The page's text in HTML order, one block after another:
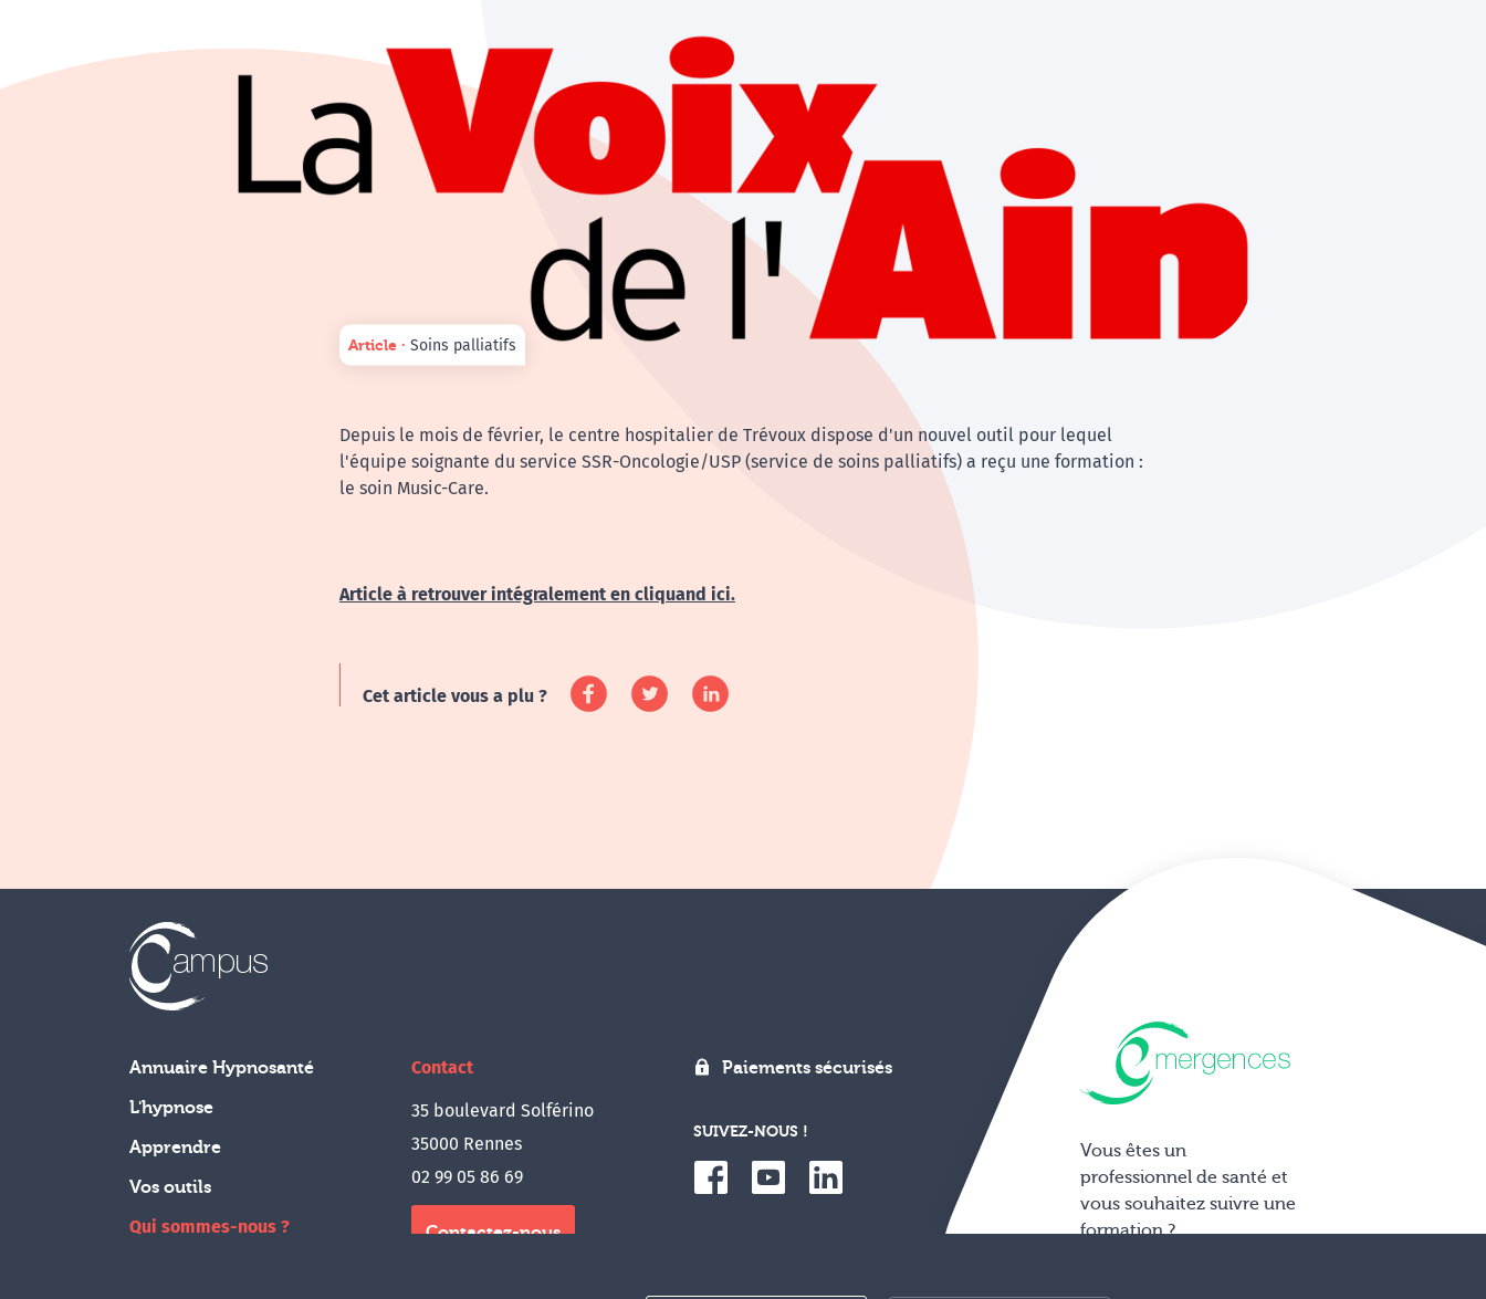
Article ∙ Soins palliatifs
Depuis le mois de février, le centre hospitalier de Trévoux dispose d'un nouvel outil pour lequel
l'équipe soignante du service SSR-Oncologie/USP (service de soins palliatifs) a reçu une formation :
le soin Music-Care.
Article à retrouver intégralement en cliquand ici.
Cet article vous a plu ?
Annuaire Hypnosanté
L'hypnose
Apprendre
Vos outils
Qui sommes-nous ?
Contact
35 boulevard Solférino
35000 Rennes
02 99 05 86 69
Contactez-nous
Paiements sécurisés
SUIVEZ-NOUS !
Vous êtes un
professionnel de santé et
vous souhaitez suivre une
formation ?